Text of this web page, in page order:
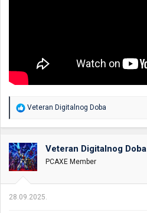
R
o
v
a
n
:
Veteran Digitalnog Doba
Veteran Digitalnog Doba
PCAXE Member
28.09.2025.